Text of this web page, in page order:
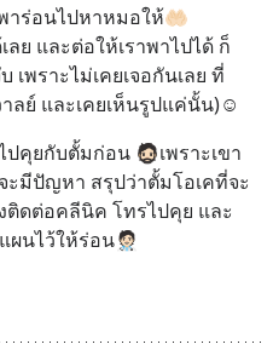
ร่อนไปหาหมอให้🤲🏻
ลย และต่อให้เราพาไปได้ ก็
พราะไม่เคยเจอกันเลย ที่
ลย์ และเคยเห็นรูปแค่นั้น)☺️
คุยกับตั้มก่อน 🧔🏻เพราะเขา
ะมีปัญหา สรุปว่าตั้มโอเคที่จะ
ติดต่อคลีนิค โทรไปคุย และ
ไว้ให้ร่อน🧑🏻‍⚕️